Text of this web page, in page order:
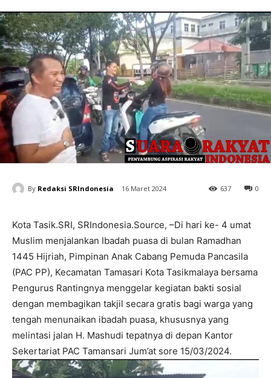
By Redaksi SRIndonesia 16 Maret 2024 0
637
Kota Tasik.SRI, SRIndonesia.Source, –Di hari ke- 4 umat
Muslim menjalankan Ibadah puasa di bulan Ramadhan
1445 Hijriah, Pimpinan Anak Cabang Pemuda Pancasila
(PAC PP), Kecamatan Tamasari Kota Tasikmalaya bersama
Pengurus Rantingnya menggelar kegiatan bakti sosial
dengan membagikan takjil secara gratis bagi warga yang
tengah menunaikan ibadah puasa, khususnya yang
melintasi jalan H. Mashudi tepatnya di depan Kantor
Sekertariat PAC Tamansari Jum’at sore 15/03/2024.